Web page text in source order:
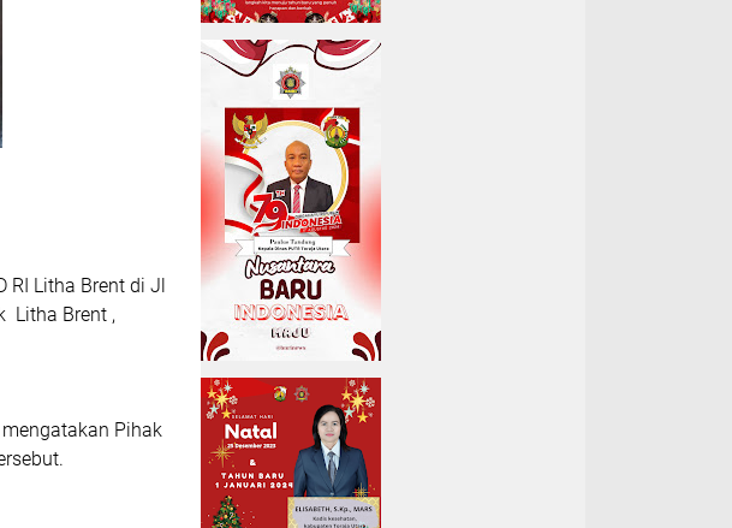
RI Litha Brent di Jl
Litha Brent ,
Pihak